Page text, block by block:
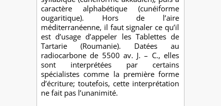
caractère alphabétique (cunéiforme
ougaritique). Hors de l’aire
méditerranéenne, il faut signaler ce qu’il
est d’usage d’appeler les Tablettes de
Tartarie (Roumanie). Datées au
radiocarbone de 5500 av. J. – C., elles
sont interprétées par certains
spécialistes comme la première forme
d’écriture; toutefois, cette interprétation
ne fait pas l’unanimité.